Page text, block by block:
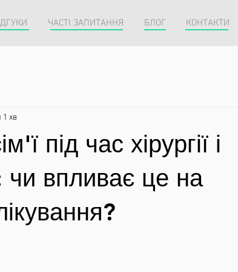
ЧАСТІ ЗАПИТАННЯ БЛОГ КОНТАКТИ
під час хірургії і
чи впливає це на
1 хв